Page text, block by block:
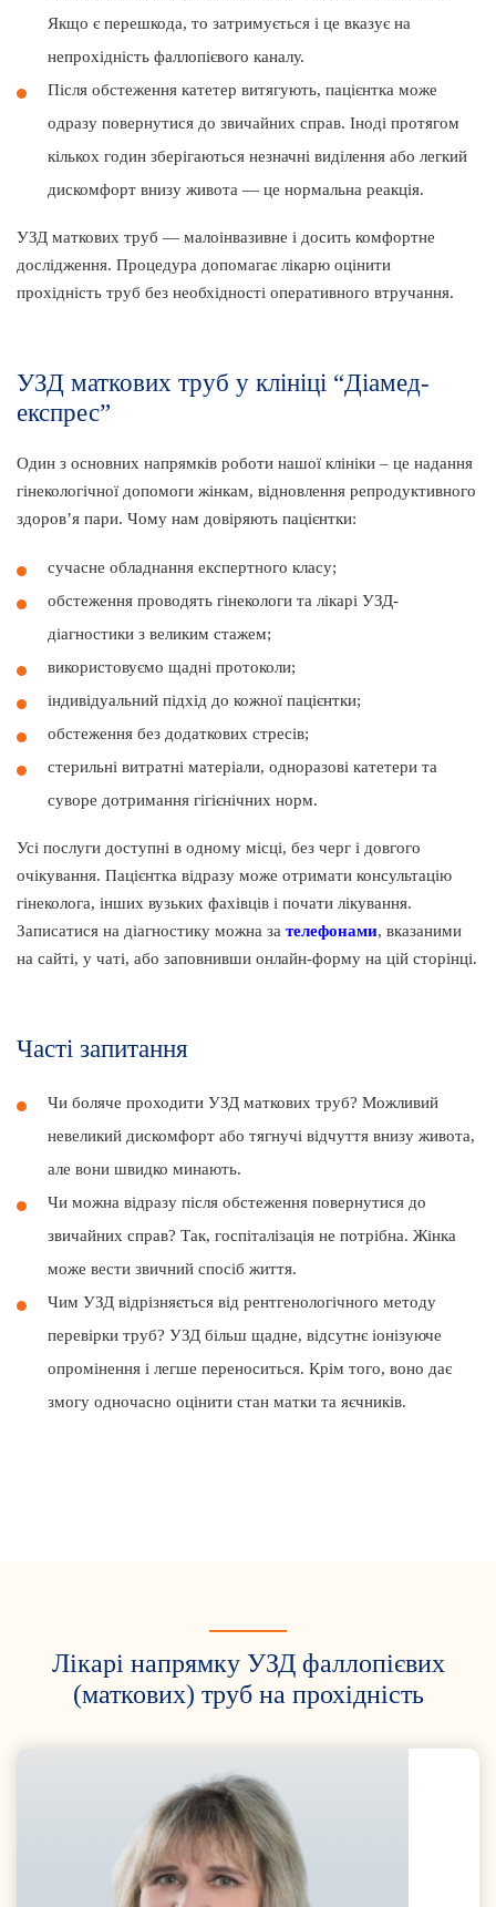
Якщо є перешкода, то затримується і це вказує на
непрохідність фаллопієвого каналу.
Після обстеження катетер витягують, пацієнтка може
одразу повернутися до звичайних справ. Іноді протягом
кількох годин зберігаються незначні виділення або легкий
дискомфорт внизу живота — це нормальна реакція.
УЗД маткових труб — малоінвазивне і досить комфортне
дослідження. Процедура допомагає лікарю оцінити
прохідність труб без необхідності оперативного втручання.
УЗД маткових труб у клініці “Діамед-
експрес”
Один з основних напрямків роботи нашої клініки – це надання
гінекологічної допомоги жінкам, відновлення репродуктивного
здоров’я пари. Чому нам довіряють пацієнтки:
сучасне обладнання експертного класу;
обстеження проводять гінекологи та лікарі УЗД-
діагностики з великим стажем;
використовуємо щадні протоколи;
індивідуальний підхід до кожної пацієнтки;
обстеження без додаткових стресів;
стерильні витратні матеріали, одноразові катетери та
суворе дотримання гігієнічних норм.
Усі послуги доступні в одному місці, без черг і довгого
очікування. Пацієнтка відразу може отримати консультацію
гінеколога, інших вузьких фахівців і почати лікування.
Записатися на діагностику можна за телефонами, вказаними
на сайті, у чаті, або заповнивши онлайн-форму на цій сторінці.
Часті запитання
Чи боляче проходити УЗД маткових труб? Можливий
невеликий дискомфорт або тягнучі відчуття внизу живота,
але вони швидко минають.
Чи можна відразу після обстеження повернутися до
звичайних справ? Так, госпіталізація не потрібна. Жінка
може вести звичний спосіб життя.
Чим УЗД відрізняється від рентгенологічного методу
перевірки труб? УЗД більш щадне, відсутнє іонізуюче
опромінення і легше переноситься. Крім того, воно дає
змогу одночасно оцінити стан матки та яєчників.
Лікарі напрямку УЗД фаллопієвих
(маткових) труб на прохідність